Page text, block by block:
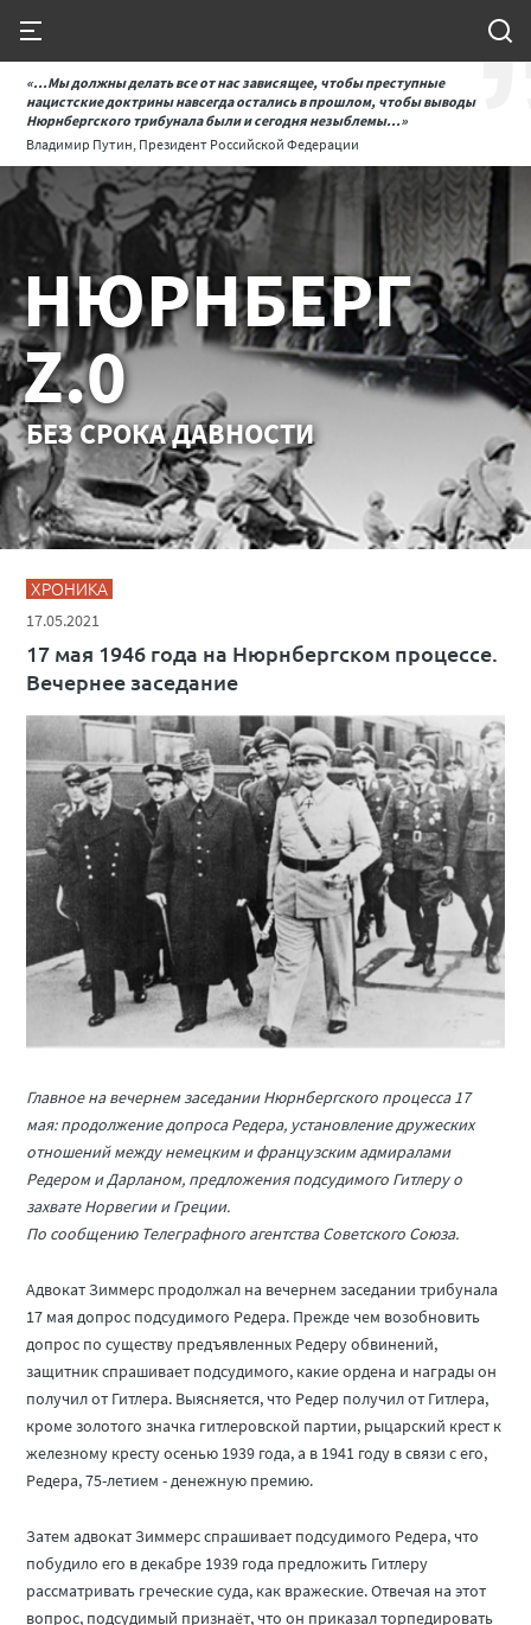
«...Мы должны делать все от нас зависящее, чтобы преступные
нацистские доктрины навсегда остались в прошлом, чтобы выводы
Нюрнбергского трибунала были и сегодня незыблемы...»
Владимир Путин, Президент Российской Федерации
НЮРНБЕРГ
Z.0
БЕЗ СРОКА ДАВНОСТИ
ХРОНИКА
17.05.2021
17 мая 1946 года на Нюрнбергском процессе.
Вечернее заседание
Главное на вечернем заседании Нюрнбергского процесса 17
мая: продолжение допроса Редера, установление дружеских
отношений между немецким и французским адмиралами
Редером и Дарланом, предложения подсудимого Гитлеру о
захвате Норвегии и Греции.
По сообщению Телеграфного агентства Советского Союза.
Адвокат Зиммерс продолжал на вечернем заседании трибунала
17 мая допрос подсудимого Редера. Прежде чем возобновить
допрос по существу предъявленных Редеру обвинений,
защитник спрашивает подсудимого, какие ордена и награды он
получил от Гитлера. Выясняется, что Редер получил от Гитлера,
кроме золотого значка гитлеровской партии, рыцарский крест к
железному кресту осенью 1939 года, а в 1941 году в связи с его,
Редера, 75-летием - денежную премию.
Затем адвокат Зиммерс спрашивает подсудимого Редера, что
побудило его в декабре 1939 года предложить Гитлеру
рассматривать греческие суда, как вражеские. Отвечая на этот
вопрос, подсудимый признаёт, что он приказал торпедировать